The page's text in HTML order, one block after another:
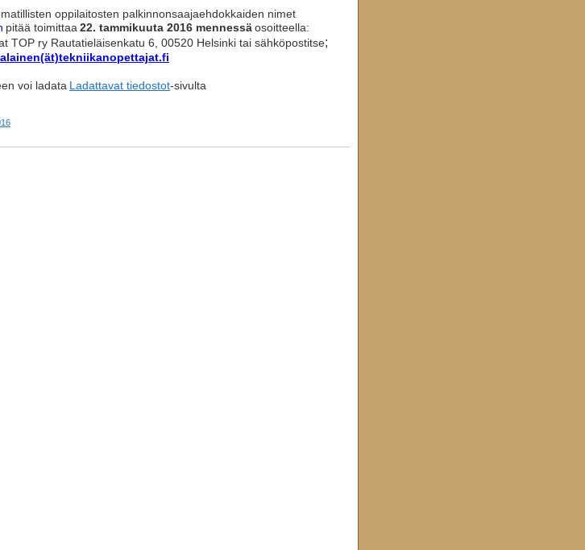
oppilaitosten palkinnonsaajaehdokkaiden nimet
pitää toimittaa 22. tammikuuta 2016 mennessäosoitteella:
TOP ry Rautatieläisenkatu 6, 00520 Helsinki tai sähköpostitse;
voi ladata Ladattavat tiedostot-sivulta